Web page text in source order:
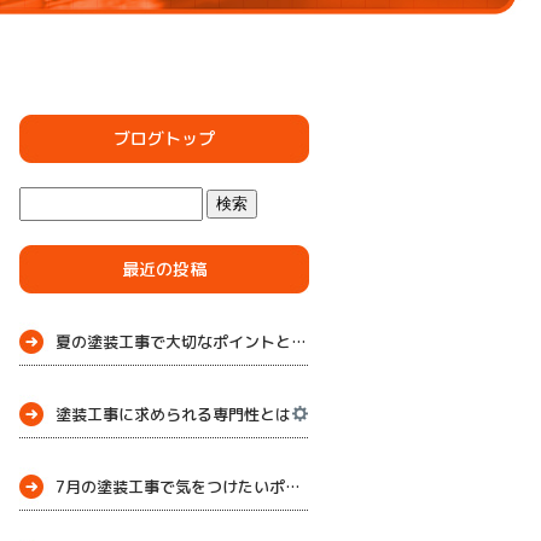
ブログトップ
最近の投稿
夏の塗装工事で大切なポイントとメンテナンス
塗装工事に求められる専門性とは
7月の塗装工事で気をつけたいポイント